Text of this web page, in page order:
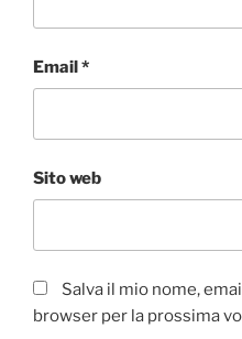
Email*
Sito web
Salva il mio nome,
browser per la prossima